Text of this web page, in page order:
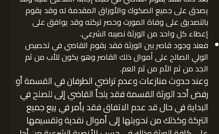
يصدق على جميع الصكوك والأوراق المقدمة له وقد يقوم
بالتصديق على وفاة المورث وحصر تركته وقد يوافق على
إعطاء كل واحد من الورثة نصيبه الشرعي.
فعند وجود قاصر بين الورثة فقد يقوم القاضي في تخصيص
الولي الصالح على أموال ذلك القاصر وهو يكون للأب من ثم
الجد من ثم الأم من ثم العم.
وعند حدوث منازعات وعدم تراضي الطرفان في القسمة أو
رفض أحد الورثة القسمة فقد يلجأ القاضي إلى للصلح في
البداية في حال قد عدم الاتفاق فقد يأمر في بيع جميع
التركة وكذلك من تحويلها إلى أموال نقدية وتقسيمها